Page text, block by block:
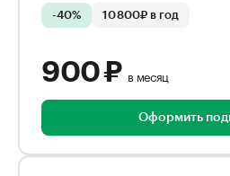
-40% 10 800₽ в год
900 ₽ в месяц
Оформить